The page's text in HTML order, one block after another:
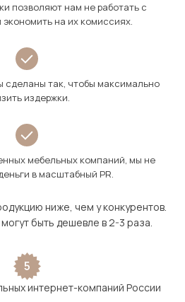
позволяют нам не работать с
на их комиссиях.
сделаны так, чтобы максимально
издержки.
мебельных компаний, мы не
в масштабный PR.
ниже, чем у конкурентов.
быть дешевле в 2-3 раза.
5
интернет-компаний России